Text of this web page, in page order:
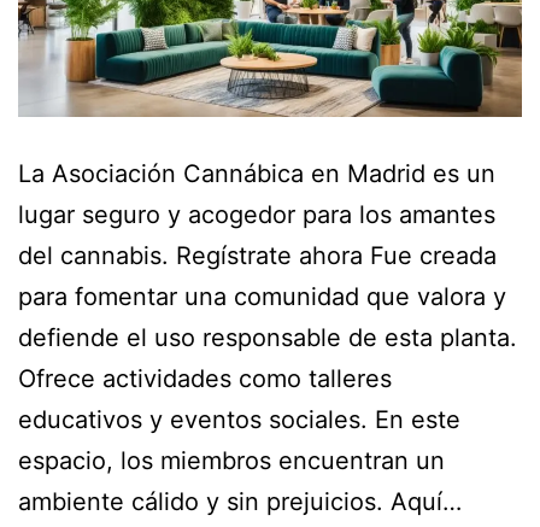
La Asociación Cannábica en Madrid es un
lugar seguro y acogedor para los amantes
del cannabis. Regístrate ahora Fue creada
para fomentar una comunidad que valora y
defiende el uso responsable de esta planta.
Ofrece actividades como talleres
educativos y eventos sociales. En este
espacio, los miembros encuentran un
ambiente cálido y sin prejuicios. Aquí…